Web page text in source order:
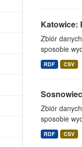
Katowice:
Zbiór
sposobie
RDF CSV
Zbiór
sposobie
RDF CSV